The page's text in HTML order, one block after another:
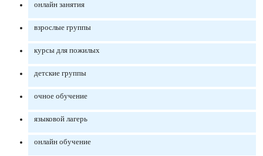
онлайн занятия
взрослые группы
курсы для пожилых
детские группы
очное обучение
языковой лагерь
онлайн обучение